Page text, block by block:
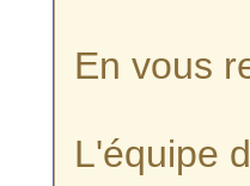
En vous
L'équipe